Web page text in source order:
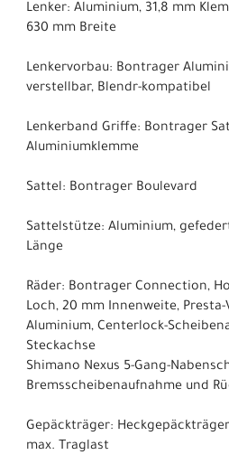
Lenker: Aluminium, 31,8 mm
630 mm Breite
Lenkervorbau: Bontrager
verstellbar, Blendr-kompatibel
Lenkerband Griffe: Bontrager
Aluminiumklemme
Sattel: Bontrager Boulevard
Sattelstütze: Aluminium,
Länge
Räder: Bontrager Connection,
Loch, 20 mm Innenweite, Presta-
Aluminium, Centerlock-
Steckachse
Shimano Nexus 5-Gang-
Bremsscheibenaufnahme und
Gepäckträger:
max. Traglast